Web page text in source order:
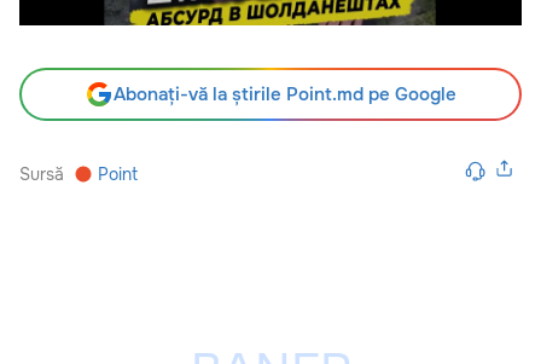
Abonați-vă la știrile Point.md pe Google
Sursă Point